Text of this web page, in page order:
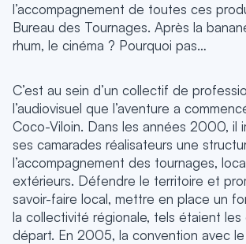
l’accompagnement de toutes ces
Bureau des Tournages. Après la
rhum, le cinéma ? Pourquoi pas…
C’est au sein d’un collectif de
l’audiovisuel que l’aventure a
Coco-Viloin. Dans les années 2000, il
ses camarades réalisateurs une
l’accompagnement des tournages,
extérieurs. Défendre le territoire et
savoir-faire local, mettre en place un
la collectivité régionale, tels étaient
départ. En 2005, la convention avec le